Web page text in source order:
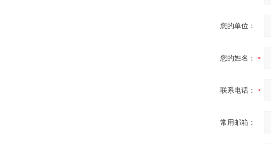
您的单位：
您的姓名：
联系电话：
常用邮箱：